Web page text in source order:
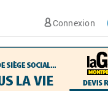
Connexion